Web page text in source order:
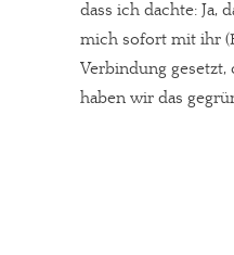
dass ich dachte: Ja,
mich sofort mit ihr
Verbindung
haben wir das